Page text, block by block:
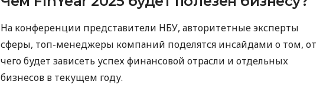
На конференции представители НБУ, авторитетные эксперты
сферы, топ-менеджеры компаний поделятся инсайдами о том, от
чего будет зависеть успех финансовой отрасли и отдельных
бизнесов в текущем году.